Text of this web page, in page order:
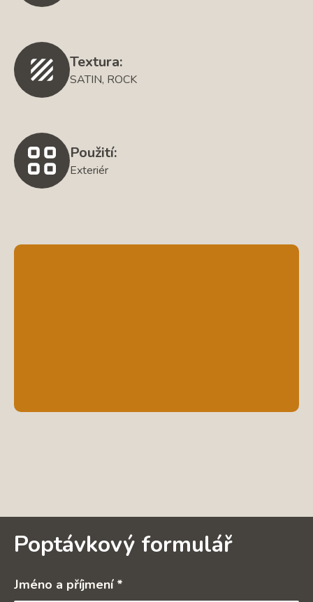
Textura:
SATIN, ROCK
Použití:
Exteriér
Poptávkový formulář
Jméno a příjmení *